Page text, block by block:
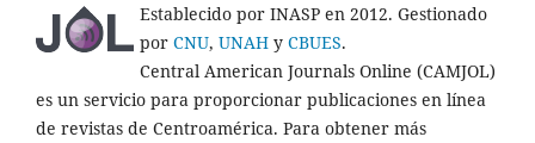
Establecido por INASP en 2012. Gestionado
por CNU, UNAH y CBUES.
Central American Journals Online (CAMJOL)
es un servicio para proporcionar publicaciones en línea
de revistas de Centroamérica. Para obtener más